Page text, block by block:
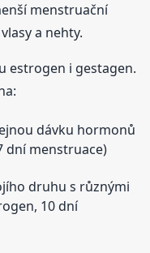
menstruační
a nehty.
estrogen i gestagen.
dávku hormonů
dní menstruace)
druhu s různými
10 dní